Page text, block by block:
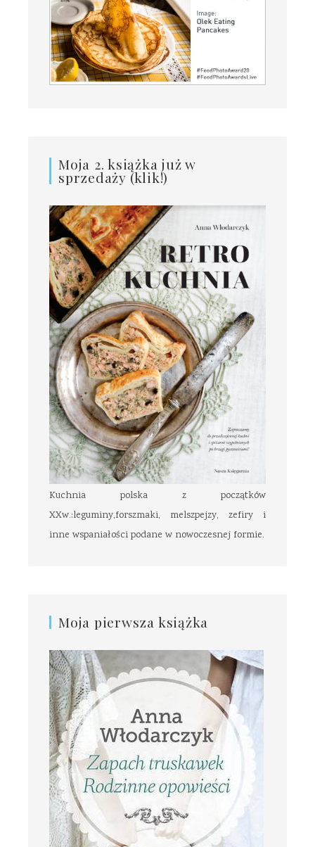
Moja 2. książka już w
sprzedaży (klik!)
Kuchnia polska z początków
XXw.:leguminy,forszmaki, melszpejzy, zefiry i
inne wspaniałości podane w nowoczesnej formie.
Moja pierwsza książka